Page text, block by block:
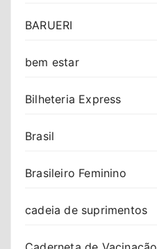
BARUERI
bem estar
Bilheteria Express
Brasil
Brasileiro Feminino
cadeia de suprimentos